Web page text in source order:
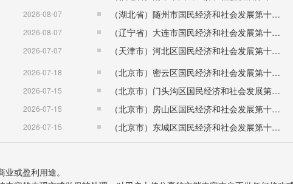
，互联网和相关服务业营业收入增长37.6%。全年限额以上批发
护和环境治理业、教育、文化体育和娱乐业固定资产投资分
续深化，微观主体活力不断增强。全年各类市场主体新开业登记
万户，比上年增长11.2%。全年共减轻企业税费负担68.1亿元
农村贫困人口实现脱贫，113个贫困村退出，圆满完成年度减
个贫困村、47.4万贫困人口，贫困发生率由2013年末的9.1%下
2026-08-07
2026-08-07
2026-07-07
2026-07-18
2026-07-15
2026-07-15
2026-07-15
（湖北省）随州市国民经济和社会发展第十五个五年规划纲要
（辽宁省）大连市国民经济和社会发展第十五个五年规划纲要
（天津市）河北区国民经济和社会发展第十五个五年规划纲要
（北京市）密云区国民经济和社会发展第十五个五年规划纲要
（北京市）门头沟区国民经济和社会发展第十五个五年规划纲要
（北京市）房山区国民经济和社会发展第十五个五年规划纲要
（北京市）东城区国民经济和社会发展第十五个五年规划纲要
或盈利用途。